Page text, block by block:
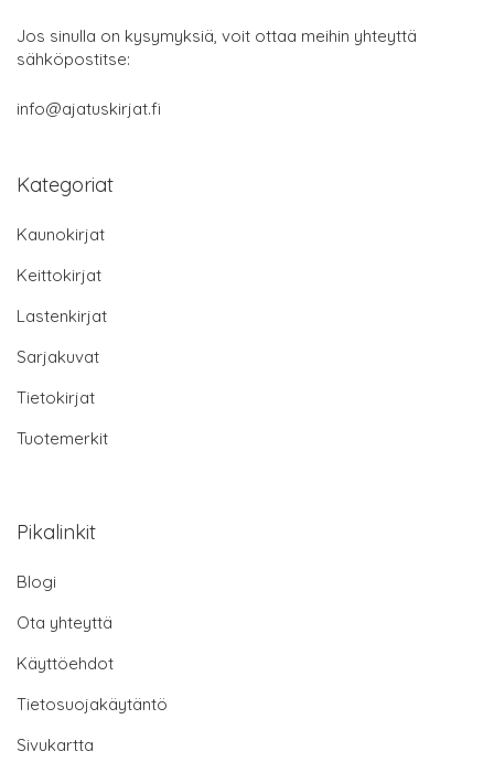
Jos sinulla on kysymyksiä, voit ottaa meihin yhteyttä
sähköpostitse:
info@ajatuskirjat.fi
Kategoriat
Kaunokirjat
Keittokirjat
Lastenkirjat
Sarjakuvat
Tietokirjat
Tuotemerkit
Pikalinkit
Blogi
Ota yhteyttä
Käyttöehdot
Tietosuojakäytäntö
Sivukartta